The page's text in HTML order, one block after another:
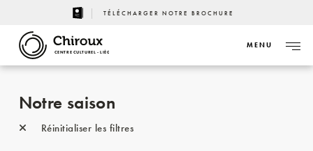
TÉLÉCHARGER NOTRE BROCHURE
CENTRE CULTUREL - LIÈGE
MENU
Notre saison
Réinitialiser les filtres